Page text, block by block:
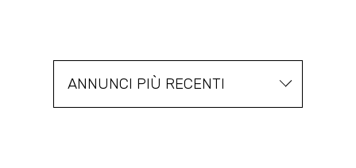
ANNUNCI PIÙ RECENTI